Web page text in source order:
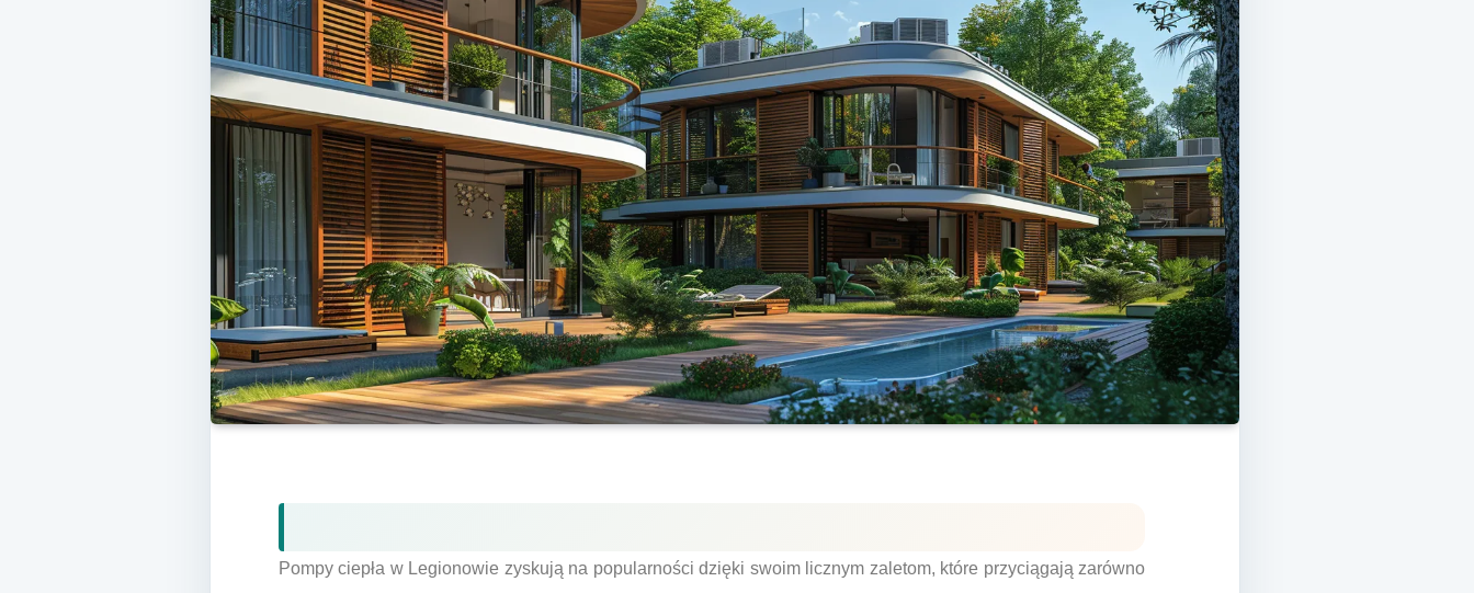
Pompy ciepła w Legionowie zyskują na popularności dzięki swoim licznym zaletom, które przyciągają zarówno